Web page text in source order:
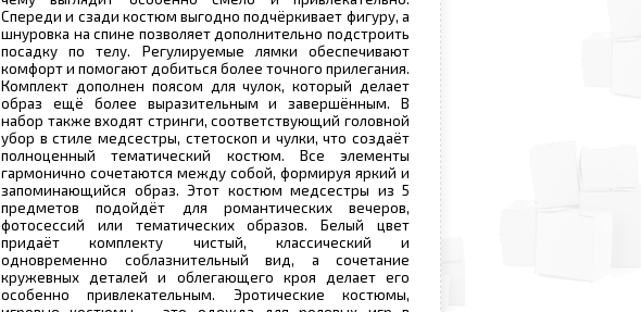
Спереди и сзади костюм выгодно подчёркивает фигуру, а
шнуровка на спине позволяет дополнительно подстроить
посадку по телу. Регулируемые лямки обеспечивают
комфорт и помогают добиться более точного прилегания.
Комплект дополнен поясом для чулок, который делает
образ ещё более выразительным и завершённым. В
набор также входят стринги, соответствующий головной
убор в стиле медсестры, стетоскоп и чулки, что создаёт
полноценный тематический костюм. Все элементы
гармонично сочетаются между собой, формируя яркий и
запоминающийся образ. Этот костюм медсестры из 5
предметов подойдёт для романтических вечеров,
фотосессий или тематических образов. Белый цвет
придаёт комплекту чистый, классический и
одновременно соблазнительный вид, а сочетание
кружевных деталей и облегающего кроя делает его
особенно привлекательным. Эротические костюмы,